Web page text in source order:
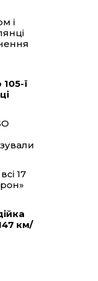
і
ї
17
км/